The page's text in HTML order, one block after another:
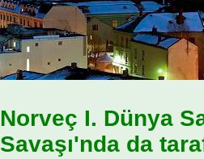
Norveç I. Dünya
Savaşı'nda da